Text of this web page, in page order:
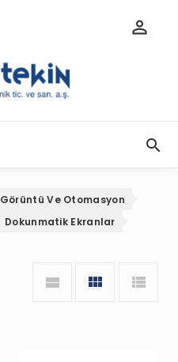
Görüntü Ve Otomasyon
Dokunmatik Ekranlar